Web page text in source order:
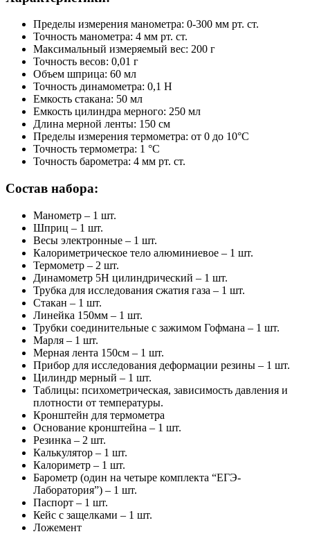
Пределы измерения манометра: 0-300 мм рт. ст.
Точность манометра: 4 мм рт. ст.
Максимальный измеряемый вес: 200 г
Точность весов: 0,01 г
Объем шприца: 60 мл
Точность динамометра: 0,1 Н
Емкость стакана: 50 мл
Емкость цилиндра мерного: 250 мл
Длина мерной ленты: 150 см
Пределы измерения термометра: от 0 до 10°C
Точность термометра: 1 °C
Точность барометра: 4 мм рт. ст.
Состав набора:
Манометр – 1 шт.
Шприц – 1 шт.
Весы электронные – 1 шт.
Калориметрическое тело алюминиевое – 1 шт.
Термометр – 2 шт.
Динамометр 5Н цилиндрический – 1 шт.
Трубка для исследования сжатия газа – 1 шт.
Стакан – 1 шт.
Линейка 150мм – 1 шт.
Трубки соединительные с зажимом Гофмана – 1 шт.
Марля – 1 шт.
Мерная лента 150см – 1 шт.
Прибор для исследования деформации резины – 1 шт.
Цилиндр мерный – 1 шт.
Таблицы: психометрическая, зависимость давления и
плотности от температуры.
Кронштейн для термометра
Основание кронштейна – 1 шт.
Резинка – 2 шт.
Калькулятор – 1 шт.
Калориметр – 1 шт.
Барометр (один на четыре комплекта “ЕГЭ-
Лаборатория”) – 1 шт.
Паспорт – 1 шт.
Кейс с защелками – 1 шт.
Ложемент